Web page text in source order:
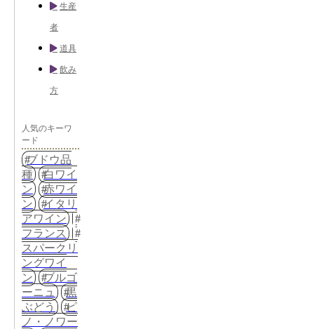
生産
者
道具
飲み
方
人気のキーワ
ード
ブドウ品
種
白ワイ
ン
赤ワイ
ン
イタリ
アワイン
フランス
スパークリ
ングワイ
ン
ブルゴ
ーニュ
黒
ぶどう
ピ
ノ・ノワー